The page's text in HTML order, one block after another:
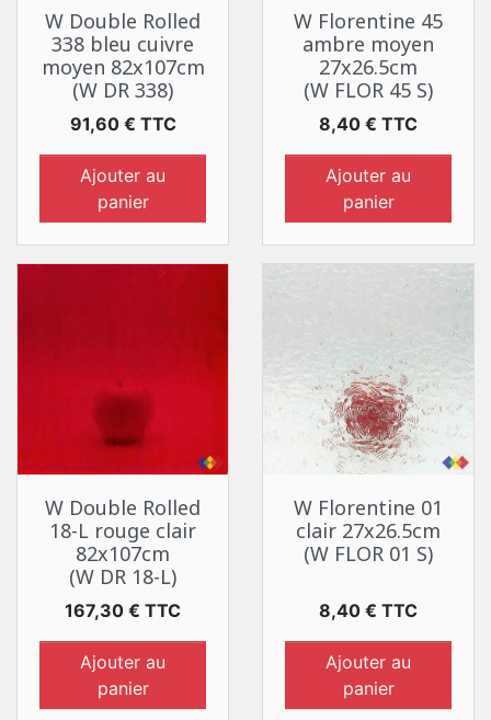
W Double Rolled
338 bleu cuivre
moyen 82x107cm
(W DR 338)
Prix
91,60 € TTC
Ajouter au
panier
W Florentine 45
ambre moyen
27x26.5cm
(W FLOR 45 S)
Prix
8,40 € TTC
Ajouter au
panier
W Double Rolled
18-L rouge clair
82x107cm
(W DR 18-L)
Prix
167,30 € TTC
Ajouter au
panier
W Florentine 01
clair 27x26.5cm
(W FLOR 01 S)
Prix
8,40 € TTC
Ajouter au
panier